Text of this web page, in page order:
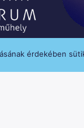
érdekében